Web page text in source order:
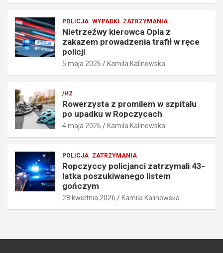
POLICJA WYPADKI ZATRZYMANIA
Nietrzeźwy kierowca Opla z
zakazem prowadzenia trafił w ręce
policji
5 maja 2026 Kamila Kalinowska
/H2
Rowerzysta z promilem w szpitalu
po upadku w Ropczycach
4 maja 2026 Kamila Kalinowska
POLICJA ZATRZYMANIA
Ropczyccy policjanci zatrzymali 43-
latka poszukiwanego listem
gończym
28 kwietnia 2026 Kamila Kalinowska
r
ę
d
k
o
ś
i
o
6
7
k
m
h
maja
2026
Kalinowska
f
w
ę
e
p
o
c
maja
2026
Kalinowska